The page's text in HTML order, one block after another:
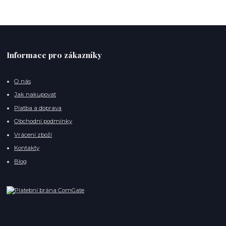
Informace pro zákazníky
O nás
Jak nakupovat
Platba a doprava
Obchodní podmínky
Vrácení zboží
Kontakty
Blog